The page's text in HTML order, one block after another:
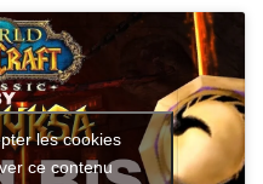
les cookies
ce contenu